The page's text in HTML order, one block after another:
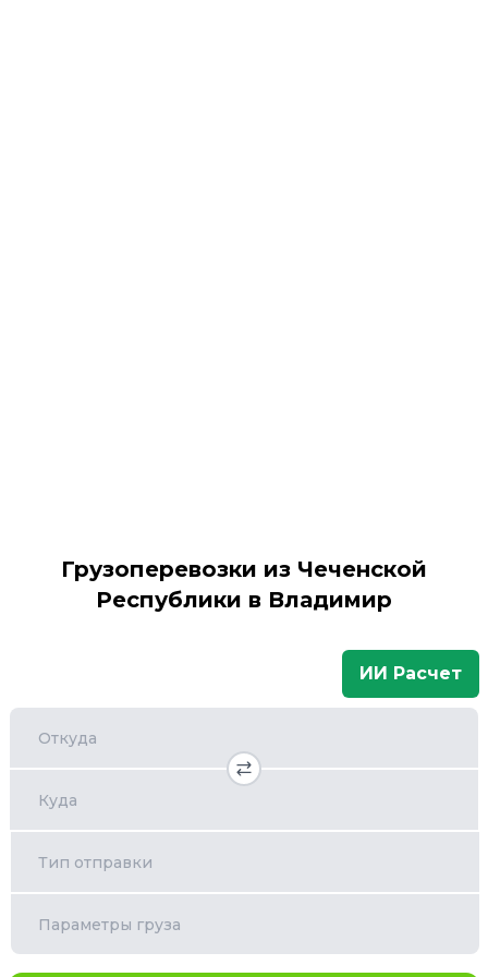
Грузоперевозки из Чеченской
Республики в Владимир
ИИ Расчет
Откуда
Куда
Тип отправки
Параметры груза